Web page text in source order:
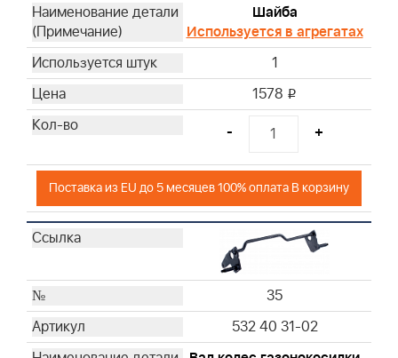
Шайба
Используется в агрегатах
1
1578 i
- +
Поставка из EU до 5 месяцев 100% оплата В корзину
35
532 40 31-02